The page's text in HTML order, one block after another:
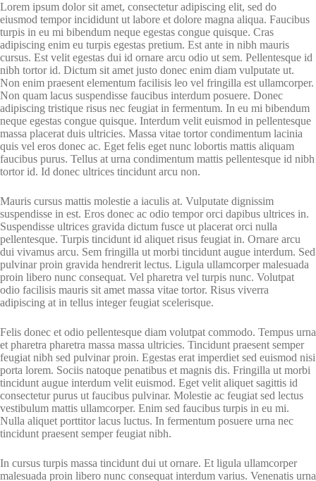
Lorem ipsum dolor sit amet, consectetur adipiscing elit, sed do
eiusmod tempor incididunt ut labore et dolore magna aliqua. Faucibus
turpis in eu mi bibendum neque egestas congue quisque. Cras
adipiscing enim eu turpis egestas pretium. Est ante in nibh mauris
cursus. Est velit egestas dui id ornare arcu odio ut sem. Pellentesque id
nibh tortor id. Dictum sit amet justo donec enim diam vulputate ut.
Non enim praesent elementum facilisis leo vel fringilla est ullamcorper.
Non quam lacus suspendisse faucibus interdum posuere. Donec
adipiscing tristique risus nec feugiat in fermentum. In eu mi bibendum
neque egestas congue quisque. Interdum velit euismod in pellentesque
massa placerat duis ultricies. Massa vitae tortor condimentum lacinia
quis vel eros donec ac. Eget felis eget nunc lobortis mattis aliquam
faucibus purus. Tellus at urna condimentum mattis pellentesque id nibh
tortor id. Id donec ultrices tincidunt arcu non.
Mauris cursus mattis molestie a iaculis at. Vulputate dignissim
suspendisse in est. Eros donec ac odio tempor orci dapibus ultrices in.
Suspendisse ultrices gravida dictum fusce ut placerat orci nulla
pellentesque. Turpis tincidunt id aliquet risus feugiat in. Ornare arcu
dui vivamus arcu. Sem fringilla ut morbi tincidunt augue interdum. Sed
pulvinar proin gravida hendrerit lectus. Ligula ullamcorper malesuada
proin libero nunc consequat. Vel pharetra vel turpis nunc. Volutpat
odio facilisis mauris sit amet massa vitae tortor. Risus viverra
adipiscing at in tellus integer feugiat scelerisque.
Felis donec et odio pellentesque diam volutpat commodo. Tempus urna
et pharetra pharetra massa massa ultricies. Tincidunt praesent semper
feugiat nibh sed pulvinar proin. Egestas erat imperdiet sed euismod nisi
porta lorem. Sociis natoque penatibus et magnis dis. Fringilla ut morbi
tincidunt augue interdum velit euismod. Eget velit aliquet sagittis id
consectetur purus ut faucibus pulvinar. Molestie ac feugiat sed lectus
vestibulum mattis ullamcorper. Enim sed faucibus turpis in eu mi.
Nulla aliquet porttitor lacus luctus. In fermentum posuere urna nec
tincidunt praesent semper feugiat nibh.
In cursus turpis massa tincidunt dui ut ornare. Et ligula ullamcorper
malesuada proin libero nunc consequat interdum varius. Venenatis urna